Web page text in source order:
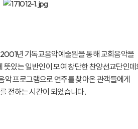
년 기독교음악예술원을 통해 교회음악을
뜻있는 일반인이 모여 창단한 찬양선교단인데
악 프로그램으로 연주를 찾아온 관객들에게
전하는 시간이 되었습니다.